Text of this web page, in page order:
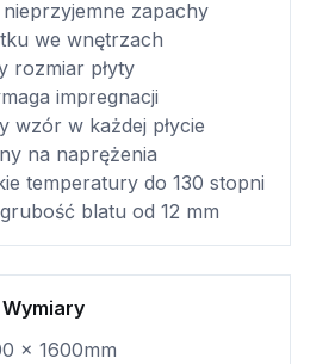
zapachy
we wnętrzach
rozmiar płyty
impregnacji
wzór w każdej płycie
na naprężenia
temperatury do 130 stopni
blatu od 12 mm
Wymiary
x 1600mm